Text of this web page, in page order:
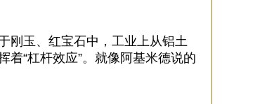
刚玉、红宝石中，工业上从铝土
“杠杆效应”。就像阿基米德说的